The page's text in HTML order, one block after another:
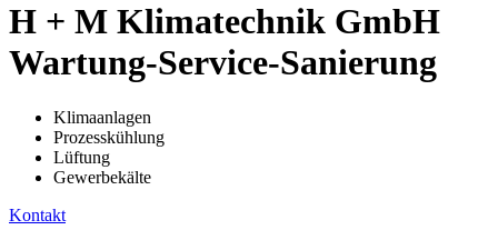
H + M Klimatechnik GmbH
Wartung-Service-Sanierung
Klimaanlagen
Prozesskühlung
Lüftung
Gewerbekälte
Kontakt